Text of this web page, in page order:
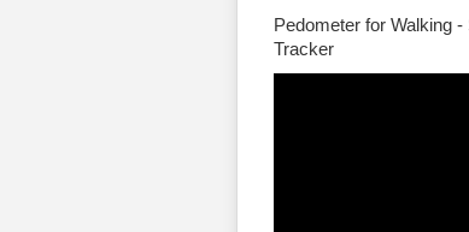
Pedometer for Walking
Tracker